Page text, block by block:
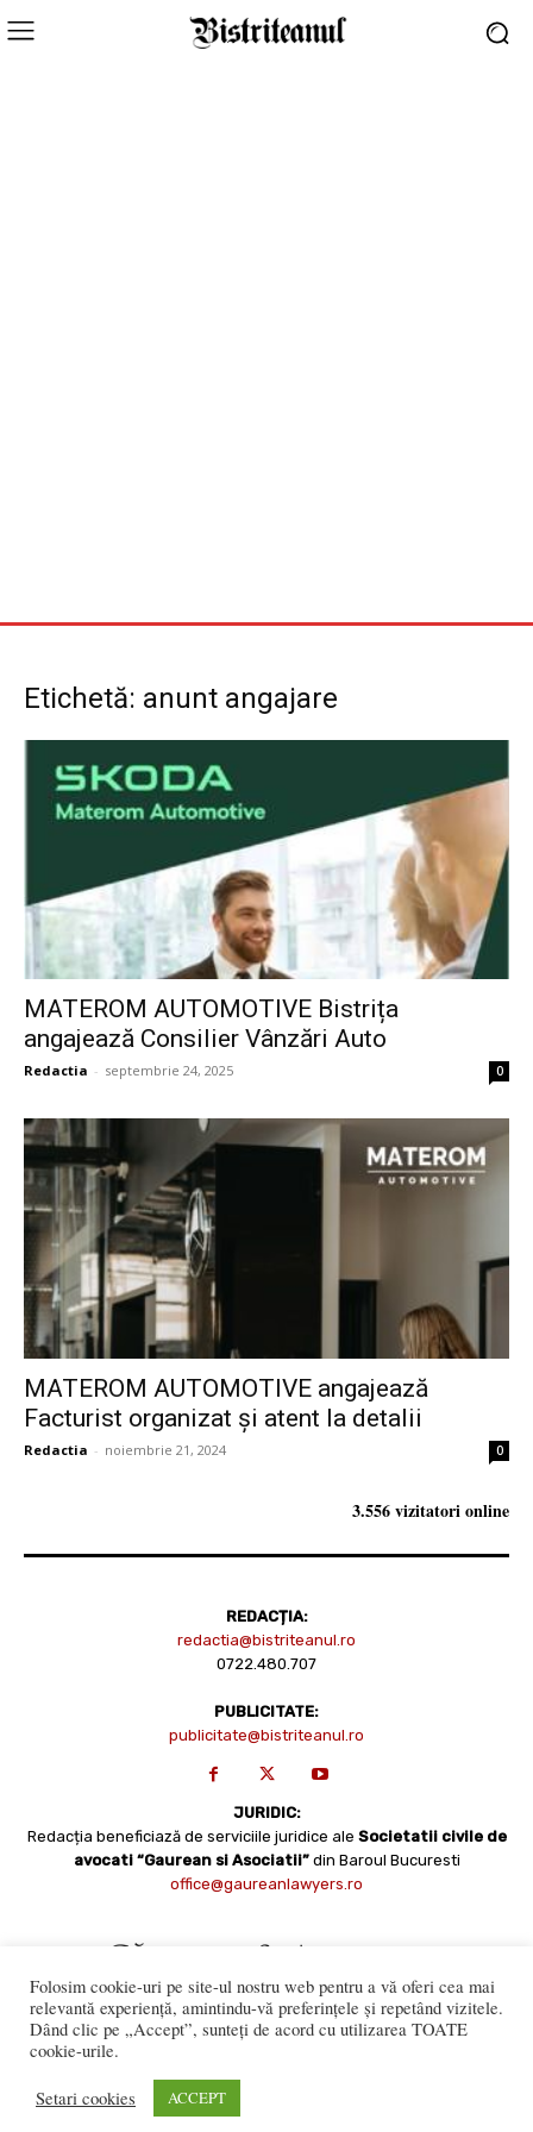
Etichetă: anunt angajare
MATEROM AUTOMOTIVE Bistrița
angajează Consilier Vânzări Auto
Redactia - septembrie 24, 2025 0
MATEROM AUTOMOTIVE angajează
Facturist organizat și atent la detalii
Redactia - noiembrie 21, 2024 0
3.556 vizitatori online
REDACȚIA:
redactia@bistriteanul.ro
0722.480.707
PUBLICITATE:
publicitate@bistriteanul.ro
JURIDIC:
Redacția beneficiază de serviciile juridice ale Societatii civile de
avocati “Gaurean si Asociatii” din Baroul Bucuresti
office@gaureanlawyers.ro
numai cu acordul expres al Bistriteanul.Ro. © Copyright 2008 -
Folosim cookie-uri pe site-ul nostru web pentru a vă oferi cea mai
relevantă experiență, amintindu-vă preferințele și repetând vizitele.
Dând clic pe „Accept”, sunteți de acord cu utilizarea TOATE
cookie-urile.
Setari cookies ACCEPT